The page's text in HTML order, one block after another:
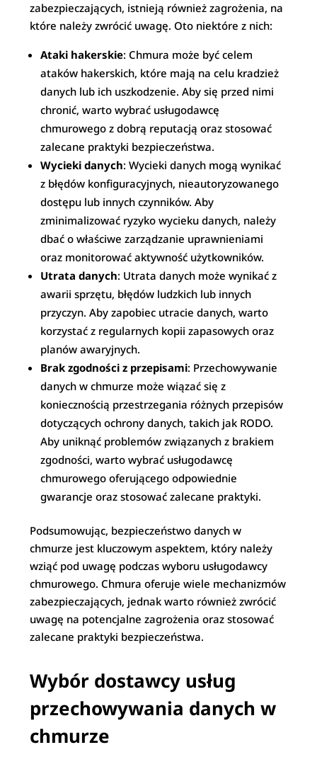
zabezpieczających, istnieją również zagrożenia, na
które należy zwrócić uwagę. Oto niektóre z nich:
Ataki hakerskie: Chmura może być celem
ataków hakerskich, które mają na celu kradzież
danych lub ich uszkodzenie. Aby się przed nimi
chronić, warto wybrać usługodawcę
chmurowego z dobrą reputacją oraz stosować
zalecane praktyki bezpieczeństwa.
Wycieki danych: Wycieki danych mogą wynikać
z błędów konfiguracyjnych, nieautoryzowanego
dostępu lub innych czynników. Aby
zminimalizować ryzyko wycieku danych, należy
dbać o właściwe zarządzanie uprawnieniami
oraz monitorować aktywność użytkowników.
Utrata danych: Utrata danych może wynikać z
awarii sprzętu, błędów ludzkich lub innych
przyczyn. Aby zapobiec utracie danych, warto
korzystać z regularnych kopii zapasowych oraz
planów awaryjnych.
Brak zgodności z przepisami: Przechowywanie
danych w chmurze może wiązać się z
koniecznością przestrzegania różnych przepisów
dotyczących ochrony danych, takich jak RODO.
Aby uniknąć problemów związanych z brakiem
zgodności, warto wybrać usługodawcę
chmurowego oferującego odpowiednie
gwarancje oraz stosować zalecane praktyki.
Podsumowując, bezpieczeństwo danych w
chmurze jest kluczowym aspektem, który należy
wziąć pod uwagę podczas wyboru usługodawcy
chmurowego. Chmura oferuje wiele mechanizmów
zabezpieczających, jednak warto również zwrócić
uwagę na potencjalne zagrożenia oraz stosować
zalecane praktyki bezpieczeństwa.
Wybór dostawcy usług
przechowywania danych w
chmurze